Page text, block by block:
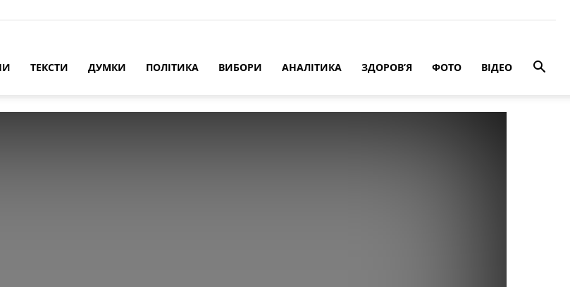
ТЕКСТИ ДУМКИ ПОЛІТИКА ВИБОРИ АНАЛІТИКА ЗДОРОВ’Я ФОТО ВІДЕО